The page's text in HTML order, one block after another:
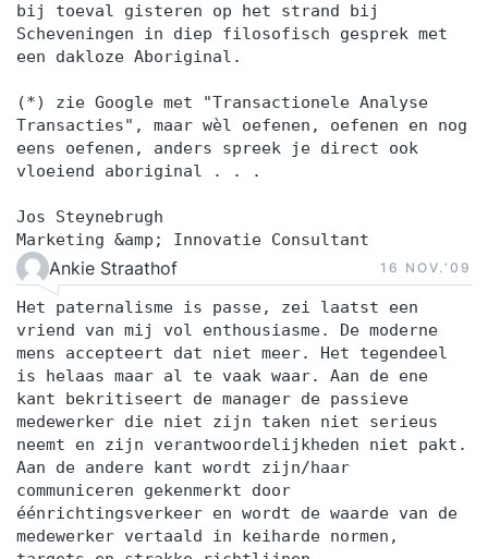
bij toeval gisteren op het strand bij
Scheveningen in diep filosofisch gesprek met
een dakloze Aboriginal.
(*) zie Google met "Transactionele Analyse
Transacties", maar wèl oefenen, oefenen en nog
eens oefenen, anders spreek je direct ook
vloeiend aboriginal . . .
Jos Steynebrugh
Marketing &amp; Innovatie Consultant
Ankie Straathof 16 NOV.‘09
Het paternalisme is passe, zei laatst een
vriend van mij vol enthousiasme. De moderne
mens accepteert dat niet meer. Het tegendeel
is helaas maar al te vaak waar. Aan de ene
kant bekritiseert de manager de passieve
medewerker die niet zijn taken niet serieus
neemt en zijn verantwoordelijkheden niet pakt.
Aan de andere kant wordt zijn/haar
communiceren gekenmerkt door
éénrichtingsverkeer en wordt de waarde van de
medewerker vertaald in keiharde normen,